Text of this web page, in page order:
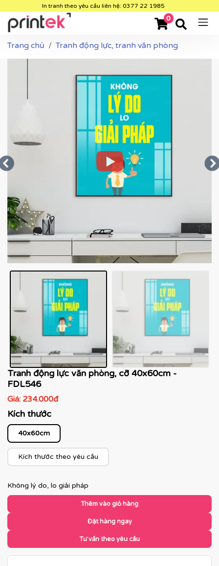
In tranh theo yêu cầu liên hệ: 0377 22 1985
0
Trang chủ Tranh động lực, tranh văn phòng
Tranh động lực văn phòng, cỡ 40x60cm -
FDL546
Giá: 234.000đ
Kích thước
40x60cm
Kích thước theo yêu cầu
Không lý do, lo giải pháp
Thêm vào giỏ hàng
Đặt hàng ngay
Tư vấn theo yêu cầu